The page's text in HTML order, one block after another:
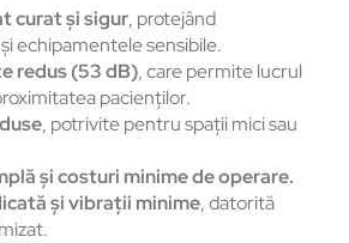
curat și sigur, protejând
echipamentele sensibile.
redus (53 dB), care permite lucrul
pacienților.
, potrivite pentru spații mici sau
și costuri minime de operare.
și vibrații minime, datorită